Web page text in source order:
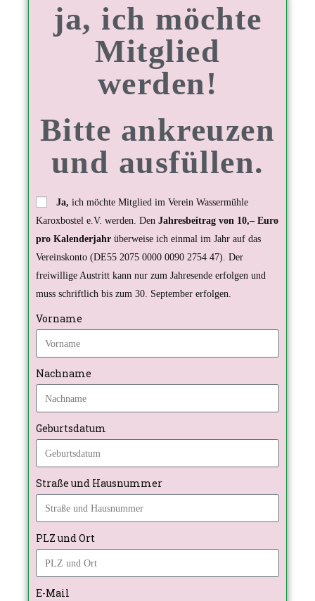
ja, ich möchte
Mitglied
werden!
Bitte ankreuzen
und ausfüllen.
Ja, ich möchte Mitglied im Verein Wassermühle
Karoxbostel e.V. werden. Den Jahresbeitrag von 10,– Euro
pro Kalenderjahr überweise ich einmal im Jahr auf das
Vereinskonto (DE55 2075 0000 0090 2754 47). Der
freiwillige Austritt kann nur zum Jahresende erfolgen und
muss schriftlich bis zum 30. September erfolgen.
Vorname
Nachname
Geburtsdatum
Straße und Hausnummer
PLZ und Ort
E-Mail